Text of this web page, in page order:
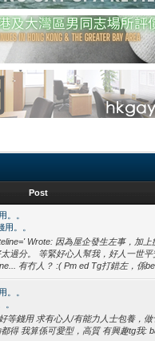
Post
。。
。。
Wrote: 因為屋企發生左事，加
過分。 等緊好心人幫我，好人一世
有冇人？ :( Pm ed Tg打錯左，係
。。
等錢用 求有心人/有能力人士包養，
得 我算係可愛型，高質 有興趣tg我: